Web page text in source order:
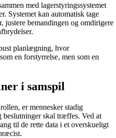
med lagerstyringssystemet
Systemet kan automatisk tage
justere bemandingen og omdirigere
planlægning, hvor
en forstyrrelse, men som en
i samspil
er mennesker stadig
beslutninger skal træffes. Ved at
til de rette data i et overskueligt